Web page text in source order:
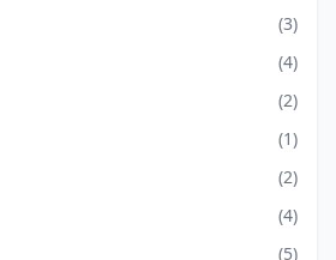
(3)
(4)
(2)
(1)
(2)
(4)
(5)